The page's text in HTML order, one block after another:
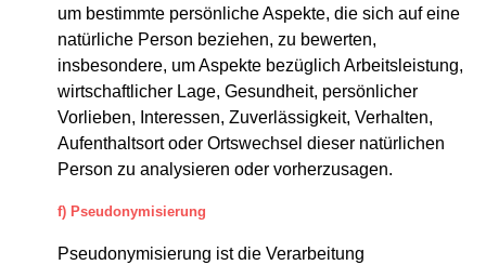
um bestimmte persönliche Aspekte, die sich auf eine
natürliche Person beziehen, zu bewerten,
insbesondere, um Aspekte bezüglich Arbeitsleistung,
wirtschaftlicher Lage, Gesundheit, persönlicher
Vorlieben, Interessen, Zuverlässigkeit, Verhalten,
Aufenthaltsort oder Ortswechsel dieser natürlichen
Person zu analysieren oder vorherzusagen.
f) Pseudonymisierung
Pseudonymisierung ist die Verarbeitung